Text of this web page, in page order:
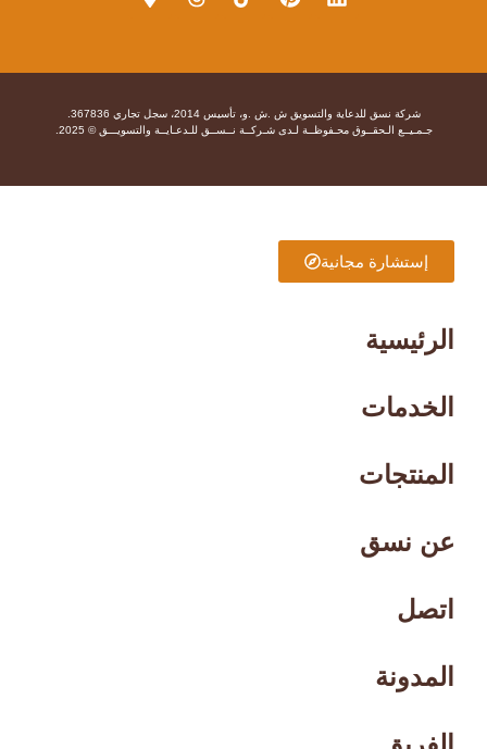
شركة نسق للدعاية والتسويق ش .ش .و، تأسيس 2014، سجل تجاري 367836.
جـمـيــع الـحقــوق محـفوظــة لـدى شـركــة نــســق للـدعـايــة والتسويـــق © 2025.
إستشارة مجانية
الرئيسية
الخدمات
المنتجات
عن نسق
اتصل
المدونة